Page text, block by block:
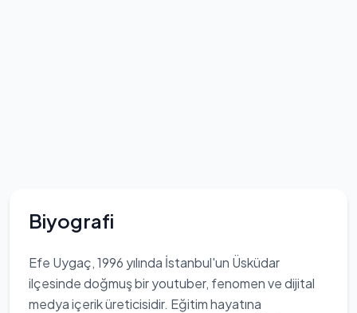
Biyografi
Efe Uygaç, 1996 yılında İstanbul'un Üsküdar
ilçesinde doğmuş bir youtuber, fenomen ve dijital
medya içerik üreticisidir. Eğitim hayatına